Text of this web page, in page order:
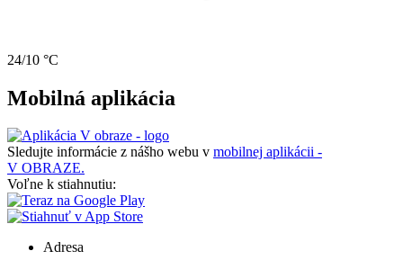
24/10 °C
Mobilná aplikácia
Sledujte informácie z nášho webu v mobilnej aplikácii -
V OBRAZE.
Voľne k stiahnutiu:
Adresa